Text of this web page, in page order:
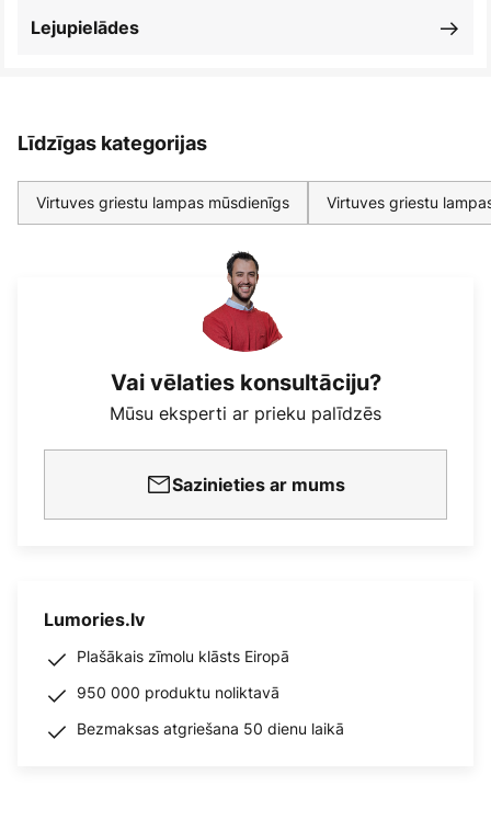
Lejupielādes
Līdzīgas kategorijas
Virtuves griestu lampas mūsdienīgs Virtuves griestu
Vai vēlaties konsultāciju?
Mūsu eksperti ar prieku palīdzēs
Sazinieties ar mums
Lumories.lv
Plašākais zīmolu klāsts Eiropā
950 000 produktu noliktavā
Bezmaksas atgriešana 50 dienu laikā